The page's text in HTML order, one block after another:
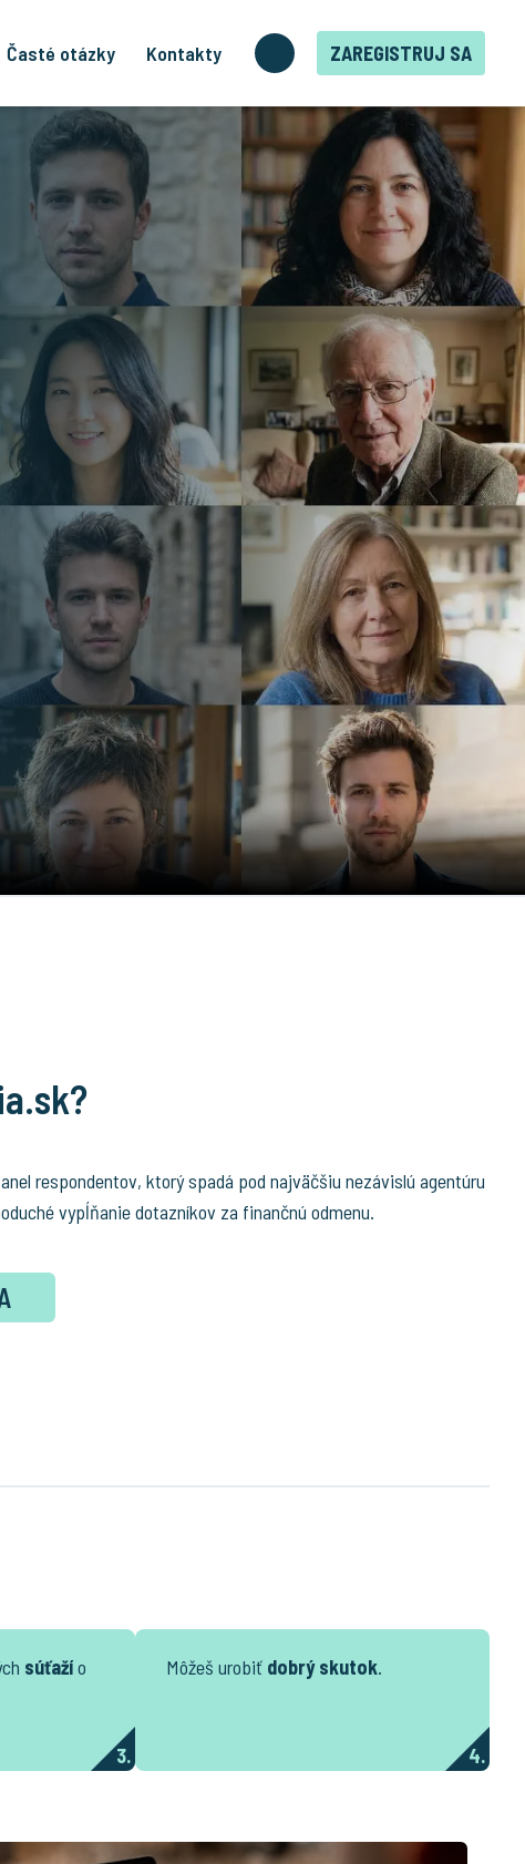
Časté otázky Kontakty ZAREGISTRUJ SA
respondentov, ktorý spadá pod najväčšiu nezávislú agentúru
vypĺňanie dotazníkov za finančnú odmenu.
súťažío
3.
Môžeš urobiť dobrý skutok.
4.